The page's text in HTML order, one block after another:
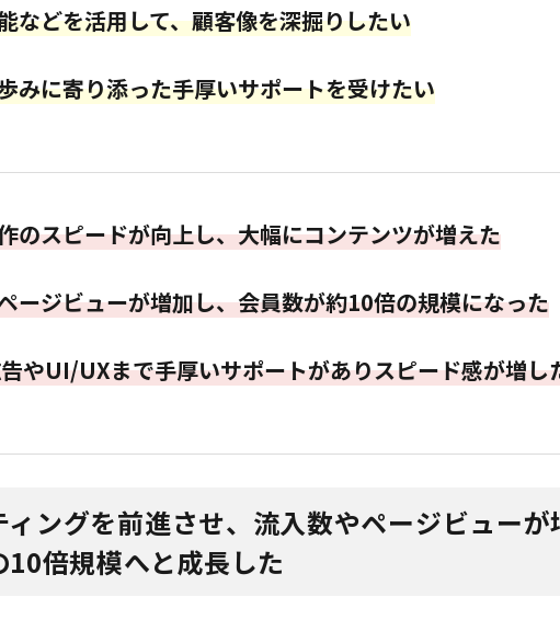
などを活用して、顧客像を深掘りしたい
みに寄り添った手厚いサポートを受けたい
のスピードが向上し、大幅にコンテンツが増えた
ージビューが増加し、会員数が約10倍の規模になった
やUI/UXまで手厚いサポートがありスピード感が増し
ングを前進させ、流入数やページビューが
倍規模へと成長した